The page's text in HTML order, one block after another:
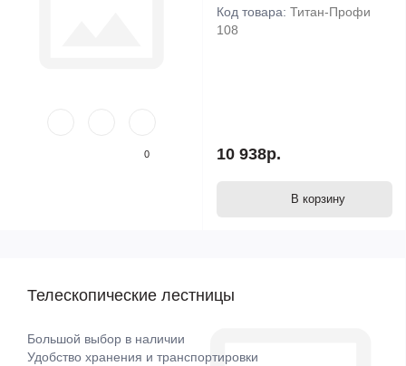
0
Код товара: Титан-Профи
108
10 938р.
В корзину
Телескопические лестницы
Большой выбор в наличии
Удобство хранения и транспортировки